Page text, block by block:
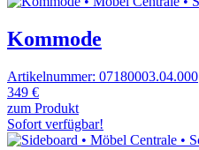
Kommode
Artikelnummer: 07180003.04.000
349 €
zum Produkt
Sofort verfügbar!